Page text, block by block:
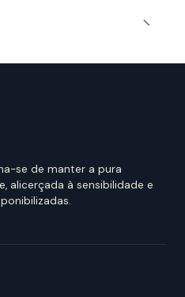
se de manter a pura
alicerçada à sensibilidade e